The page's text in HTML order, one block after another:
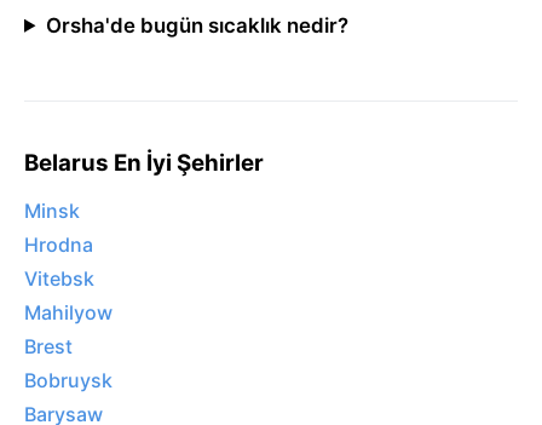
Orsha'de bugün sıcaklık nedir?
Belarus En İyi Şehirler
Minsk
Hrodna
Vitebsk
Mahilyow
Brest
Bobruysk
Barysaw